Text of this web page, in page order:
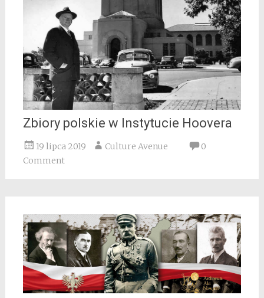
Zbiory polskie w Instytucie Hoovera
19 lipca 2019 Culture Avenue
0
Comment